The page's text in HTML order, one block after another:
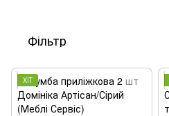
Фільтр
ХІТ